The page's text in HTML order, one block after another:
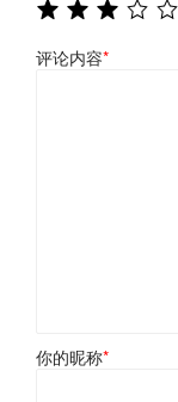
评论内容*
你的昵称*